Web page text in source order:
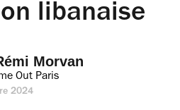
libanaise
Morvan
Out Paris
2024